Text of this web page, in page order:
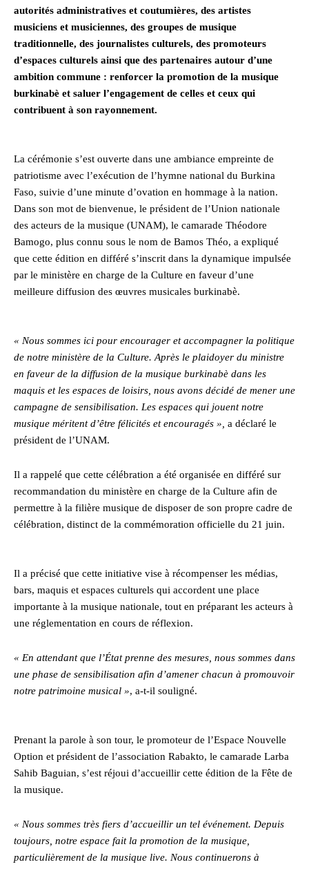
autorités administratives et coutumières, des artistes
musiciens et musiciennes, des groupes de musique
traditionnelle, des journalistes culturels, des promoteurs
d’espaces culturels ainsi que des partenaires autour d’une
ambition commune : renforcer la promotion de la musique
burkinabè et saluer l’engagement de celles et ceux qui
contribuent à son rayonnement.
La cérémonie s’est ouverte dans une ambiance empreinte de
patriotisme avec l’exécution de l’hymne national du Burkina
Faso, suivie d’une minute d’ovation en hommage à la nation.
Dans son mot de bienvenue, le président de l’Union nationale
des acteurs de la musique (UNAM), le camarade Théodore
Bamogo, plus connu sous le nom de Bamos Théo, a expliqué
que cette édition en différé s’inscrit dans la dynamique impulsée
par le ministère en charge de la Culture en faveur d’une
meilleure diffusion des œuvres musicales burkinabè.
« Nous sommes ici pour encourager et accompagner la politique
de notre ministère de la Culture. Après le plaidoyer du ministre
en faveur de la diffusion de la musique burkinabè dans les
maquis et les espaces de loisirs, nous avons décidé de mener une
campagne de sensibilisation. Les espaces qui jouent notre
musique méritent d’être félicités et encouragés », a déclaré le
président de l’UNAM.
Il a rappelé que cette célébration a été organisée en différé sur
recommandation du ministère en charge de la Culture afin de
permettre à la filière musique de disposer de son propre cadre de
célébration, distinct de la commémoration officielle du 21 juin.
Il a précisé que cette initiative vise à récompenser les médias,
bars, maquis et espaces culturels qui accordent une place
importante à la musique nationale, tout en préparant les acteurs à
une réglementation en cours de réflexion.
« En attendant que l’État prenne des mesures, nous sommes dans
une phase de sensibilisation afin d’amener chacun à promouvoir
notre patrimoine musical », a-t-il souligné.
Prenant la parole à son tour, le promoteur de l’Espace Nouvelle
Option et président de l’association Rabakto, le camarade Larba
Sahib Baguian, s’est réjoui d’accueillir cette édition de la Fête de
la musique.
« Nous sommes très fiers d’accueillir un tel événement. Depuis
toujours, notre espace fait la promotion de la musique,
particulièrement de la musique live. Nous continuerons à